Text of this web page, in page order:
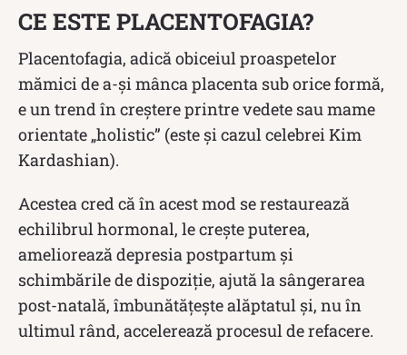
CE ESTE PLACENTOFAGIA?
Placentofagia, adică obiceiul proaspetelor
mămici de a-și mânca placenta sub orice formă,
e un trend în creștere printre vedete sau mame
orientate „holistic” (este și cazul celebrei Kim
Kardashian).
Acestea cred că în acest mod se restaurează
echilibrul hormonal, le crește puterea,
ameliorează depresia postpartum și
schimbările de dispoziție, ajută la sângerarea
post-natală, îmbunătățește alăptatul și, nu în
ultimul rând, accelerează procesul de refacere.